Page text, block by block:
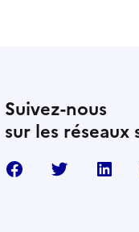
Suivez-nous
sur les réseaux
FacebookTwitter